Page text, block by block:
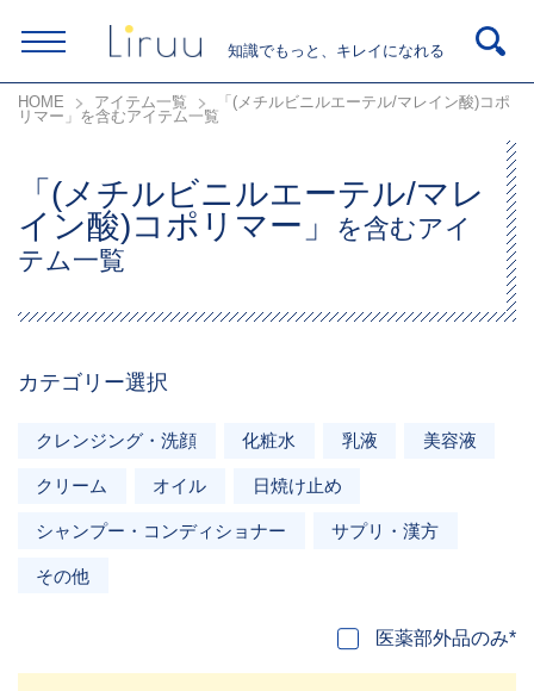
知識でもっと、キレイになれる
HOME アイテム一覧
「(メチルビニルエーテル/マレイン酸)コポ
リマー」を含むアイテム一覧
「(メチルビニルエーテル/マレ
イン酸)コポリマー」
を含むアイ
テム一覧
カテゴリー選択
クレンジング・洗顔 化粧水 乳液 美容液
クリーム オイル 日焼け止め
シャンプー・コンディショナー サプリ・漢方
その他
医薬部外品のみ*